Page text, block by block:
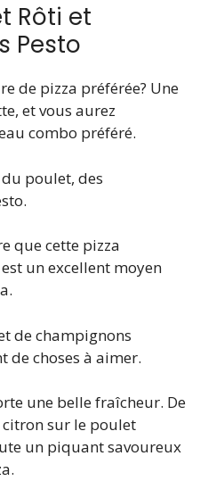
Rôti et
Pesto
de pizza préférée? Une
et vous aurez
combo préféré.
poulet, des
que cette pizza
un excellent moyen
de champignons
de choses à aimer.
une belle fraîcheur. De
sur le poulet
un piquant savoureux